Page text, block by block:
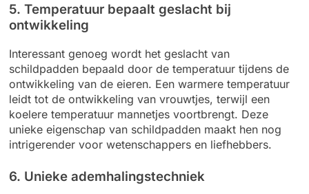
5. Temperatuur bepaalt geslacht bij
ontwikkeling
Interessant genoeg wordt het geslacht van
schildpadden bepaald door de temperatuur tijdens de
ontwikkeling van de eieren. Een warmere temperatuur
leidt tot de ontwikkeling van vrouwtjes, terwijl een
koelere temperatuur mannetjes voortbrengt. Deze
unieke eigenschap van schildpadden maakt hen nog
intrigerender voor wetenschappers en liefhebbers.
6. Unieke ademhalingstechniek